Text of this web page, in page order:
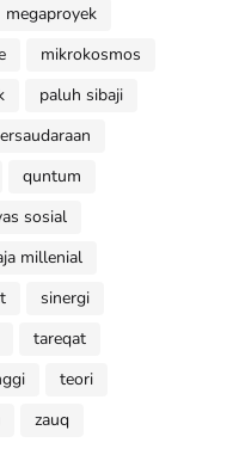
megaproyek
mikrokosmos
paluh sibaji
quntum
sosial
millenial
sinergi
tareqat
teori
zauq